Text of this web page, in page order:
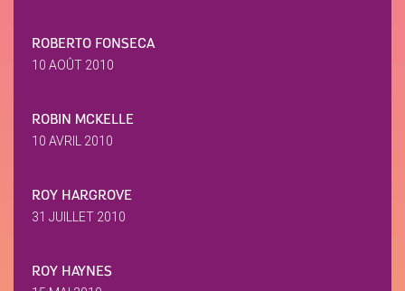
ROBERTO FONSECA
10 AOÛT 2010
ROBIN MCKELLE
10 AVRIL 2010
ROY HARGROVE
31 JUILLET 2010
ROY HAYNES